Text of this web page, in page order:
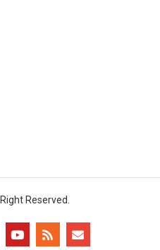
Reserved.